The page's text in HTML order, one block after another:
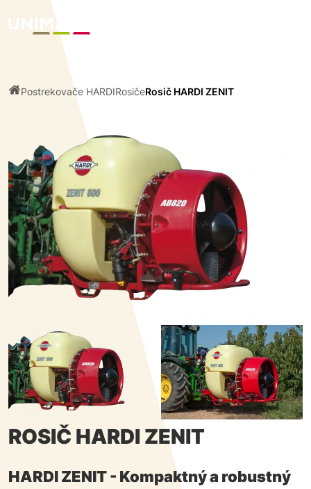
Postrekovače HARDIRosičeRosič HARDI ZENIT
ROSIČ HARDI ZENIT
HARDI ZENIT - Kompaktný a robustný